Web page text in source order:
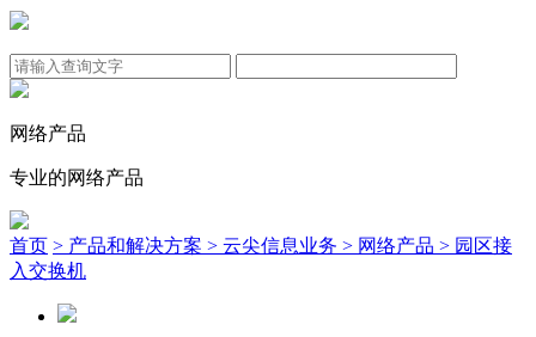
网络产品
专业的网络产品
首页 > 产品和解决方案 > 云尖信息业务 > 网络产品 > 园区接
入交换机